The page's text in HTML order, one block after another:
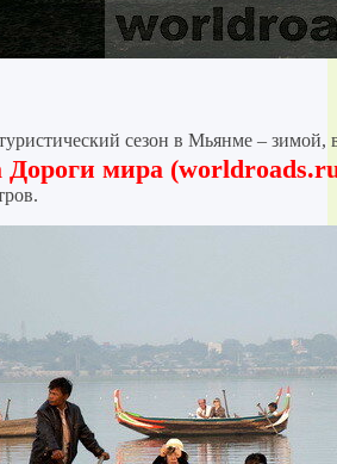
сезон в Мьянме – зимой,
Дороги мира